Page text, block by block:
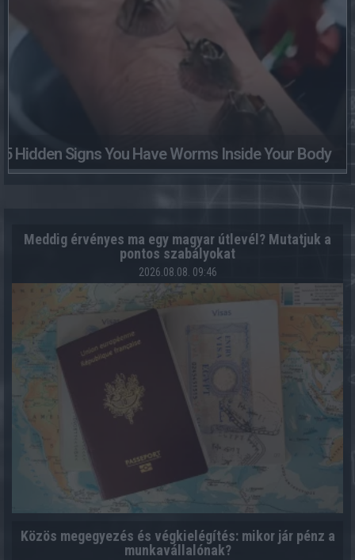
5 Hidden Signs You Have Worms Inside Your Body
Meddig érvényes ma egy magyar útlevél? Mutatjuk a
pontos szabályokat
2026.08.08. 09:46
Közös megegyezés és végkielégítés: mikor jár pénz a
munkavállalónak?